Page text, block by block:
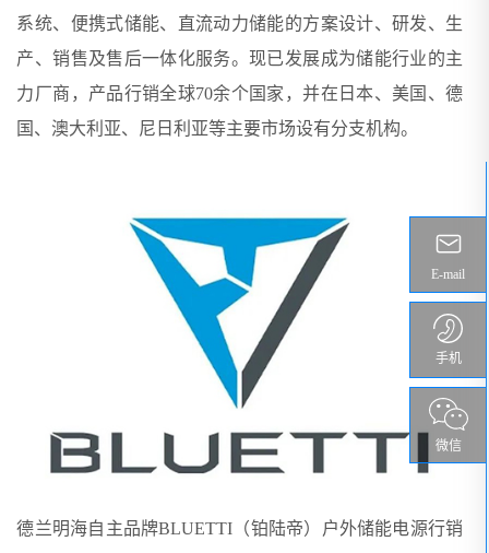
系统、便携式储能、直流动力储能的方案设计、研发、生
产、销售及售后一体化服务。现已发展成为储能行业的主
力厂商，产品行销全球70余个国家，并在日本、美国、德
国、澳大利亚、尼日利亚等主要市场设有分支机构。
德兰明海自主品牌BLUETTI（铂陆帝）户外储能电源行销
E-mail
手机
微信